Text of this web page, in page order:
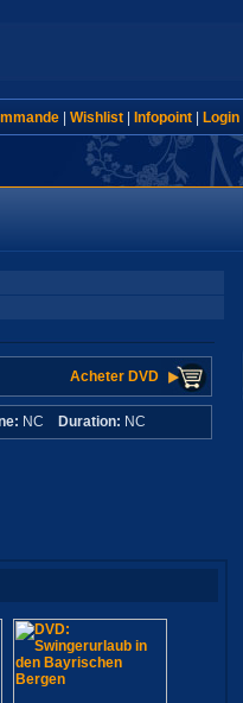
| Wishlist| Infopoint| Login
Acheter DVD
NC Duration: NC